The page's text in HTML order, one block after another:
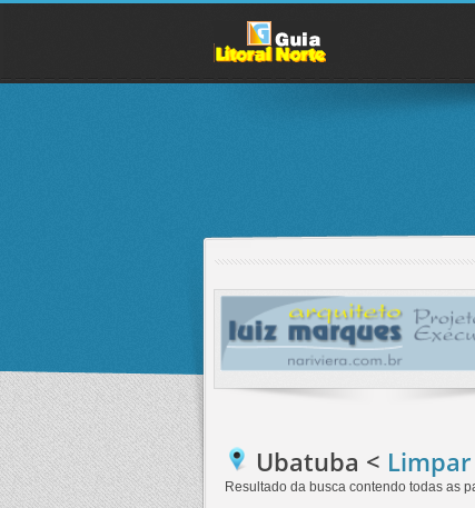
Ubatuba < Limpar
Resultado da busca contendo todas as